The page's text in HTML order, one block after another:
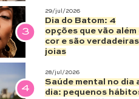
3
29/jul/2026
Dia do Batom: 4
opções que vão além
cor e são verdadeiras
joias
4
28/jul/2026
Saúde mental no dia
dia: pequenos